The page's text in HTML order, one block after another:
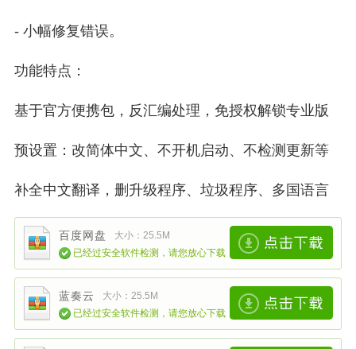
- 小幅修复错误。
功能特点：
基于官方便携包，反汇编处理，免授权解锁专业版
预设置：改简体中文、不开机启动、不检测更新等
补全中文翻译，删升级程序、垃圾程序、多国语言
百度网盘
大小：25.5M
已经过安全软件检测，请您放心下载
蓝奏云
大小：25.5M
已经过安全软件检测，请您放心下载